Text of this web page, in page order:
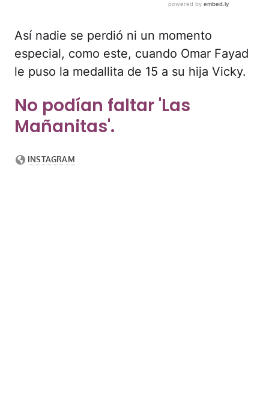
Así nadie se perdió ni un momento
especial, como este, cuando Omar Fayad
le puso la medallita de 15 a su hija Vicky.
No podían faltar 'Las
Mañanitas'.